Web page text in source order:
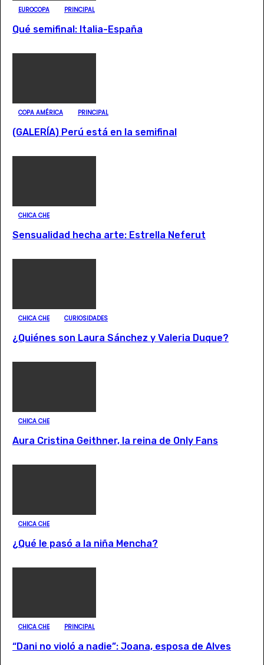
EUROCOPA PRINCIPAL
Qué semifinal: Italia-España
COPA AMÉRICA PRINCIPAL
(GALERÍA) Perú está en la semifinal
CHICA CHE
Sensualidad hecha arte: Estrella Neferut
CHICA CHE CURIOSIDADES
¿Quiénes son Laura Sánchez y Valeria Duque?
CHICA CHE
Aura Cristina Geithner, la reina de Only Fans
CHICA CHE
¿Qué le pasó a la niña Mencha?
CHICA CHE PRINCIPAL
“Dani no violó a nadie”: Joana, esposa de Alves